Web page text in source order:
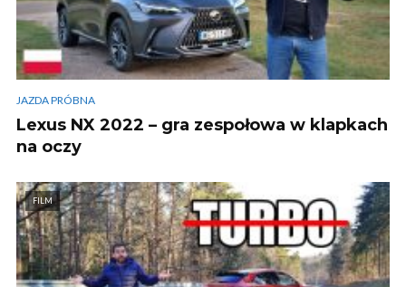
JAZDA PRÓBNA
Lexus NX 2022 – gra zespołowa w klapkach
na oczy
FILM